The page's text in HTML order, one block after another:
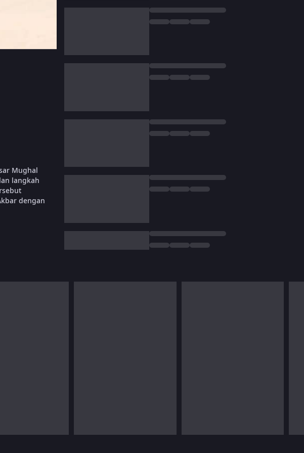
Mughal
langkah
dengan